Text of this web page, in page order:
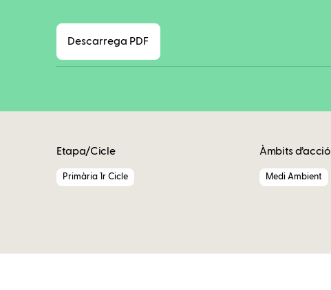
Descarrega PDF
Etapa/Cicle
Primària 1r Cicle
Àmbits d’acció
Medi Ambient